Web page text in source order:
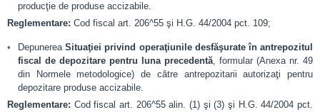
producţie de produse accizabile.
Reglementare: Cod fiscal art. 206^55 şi H.G. 44/2004 pct. 109;
DepunereaSituaţiei privind operaţiunile desfăşurate în antrepozitul
fiscal de depozitare pentru luna precedentă, formular (Anexa nr. 49
din Normele metodologice) de către antrepozitarii autorizaţi pentru
depozitare produse accizabile.
Reglementare: Cod fiscal art. 206^55 alin. (1) şi (3) şi H.G. 44/2004 pct.